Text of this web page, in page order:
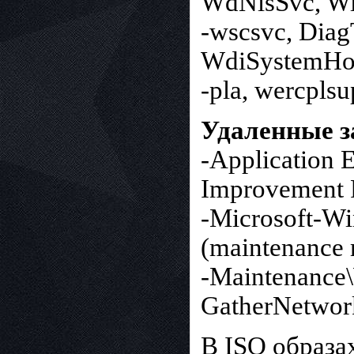
-wscsvc,
-pla,
Удаленные
-Application
Improvement
-Microsoft-
(maintenance
-
В ISO